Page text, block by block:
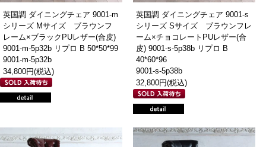
英国調 ダイニングチェア 9001-m
シリーズ Mサイズ ブラウンフ
レーム×ブラックPUレザー(合皮)
9001-m-5p32b リプロ B 50*50*99
9001-m-5p32b
34,800円(税込)
英国調 ダイニングチェア 9001-s
シリーズ Sサイズ ブラウンフレ
ーム×チョコレートPUレザー(合
皮) 9001-s-5p38b リプロ B
40*60*96
9001-s-5p38b
32,800円(税込)